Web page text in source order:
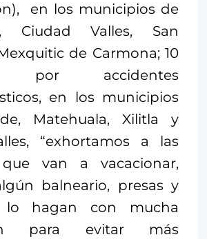
en los municipios de
Ciudad Valles, San
de Carmona; 10
por accidentes
en los municipios
Matehuala, Xilitla y
“exhortamos a las
que van a vacacionar,
balneario, presas y
lo hagan con mucha
para evitar más